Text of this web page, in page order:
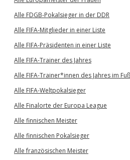
Alle FDGB-Pokalsieger in der DDR
Alle FIFA-Mitglieder in einer Liste
Alle FIFA-Präsidenten in einer Liste
Alle FIFA-Trainer des Jahres
Alle FIFA-Trainer*innen des Jahres im
Alle FIFA-Weltpokalsieger
Alle Finalorte der Europa League
Alle finnischen Meister
Alle finnischen Pokalsieger
Alle französischen Meister